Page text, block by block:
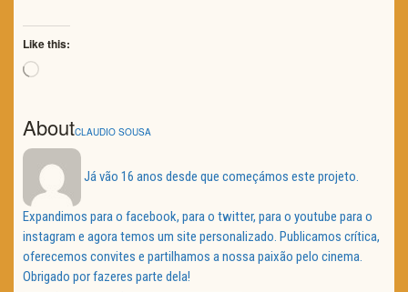
Like this:
Loading…
AboutCLAUDIO SOUSA
Já vão 16 anos desde que começámos este projeto.
Expandimos para o facebook, para o twitter, para o youtube para o
instagram e agora temos um site personalizado. Publicamos crítica,
oferecemos convites e partilhamos a nossa paixão pelo cinema.
Obrigado por fazeres parte dela!